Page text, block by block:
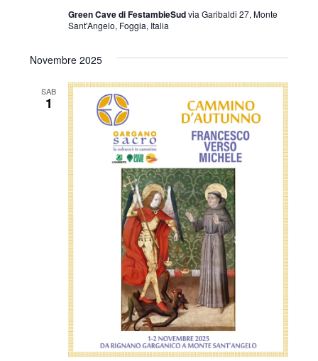
Green Cave di FestambieSudvia Garibaldi 27, Monte
Sant'Angelo, Foggia, Italia
Novembre 2025
SAB
1